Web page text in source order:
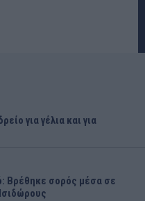
για γέλια και για
Βρέθηκε σορός μέσα σε